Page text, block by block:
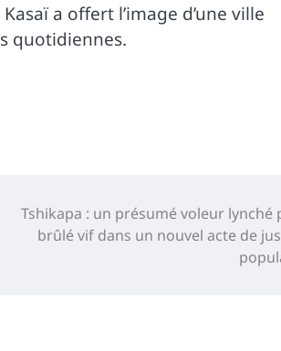
a offert l’image d’une ville
quotidiennes.
Tshikapa : un présumé voleur lynché
brûlé vif dans un nouvel acte de